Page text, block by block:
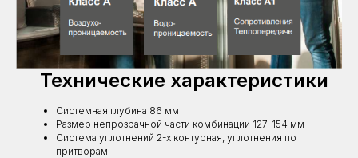
Технические характеристики
Системная глубина 86 мм
Размер непрозрачной части комбинации 127-154 мм
Система уплотнений 2-х контурная, уплотнения по
притворам